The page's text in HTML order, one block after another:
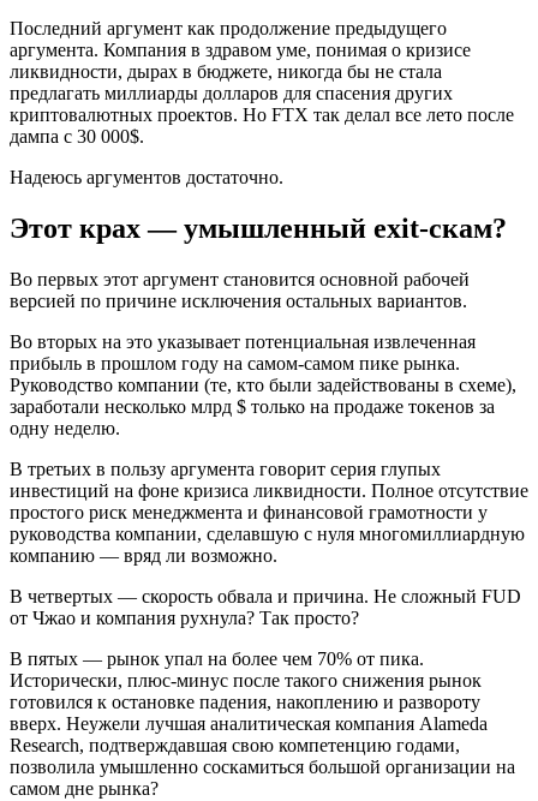
Последний аргумент как продолжение предыдущего
аргумента. Компания в здравом уме, понимая о кризисе
ликвидности, дырах в бюджете, никогда бы не стала
предлагать миллиарды долларов для спасения других
криптовалютных проектов. Но FTX так делал все лето после
дампа с 30 000$.
Надеюсь аргументов достаточно.
Этот крах — умышленный exit-скам?
Во первых этот аргумент становится основной рабочей
версией по причине исключения остальных вариантов.
Во вторых на это указывает потенциальная извлеченная
прибыль в прошлом году на самом-самом пике рынка.
Руководство компании (те, кто были задействованы в схеме),
заработали несколько млрд $ только на продаже токенов за
одну неделю.
В третьих в пользу аргумента говорит серия глупых
инвестиций на фоне кризиса ликвидности. Полное отсутствие
простого риск менеджмента и финансовой грамотности у
руководства компании, сделавшую с нуля многомиллиардную
компанию — вряд ли возможно.
В четвертых — скорость обвала и причина. Не сложный FUD
от Чжао и компания рухнула? Так просто?
В пятых — рынок упал на более чем 70% от пика.
Исторически, плюс-минус после такого снижения рынок
готовился к остановке падения, накоплению и развороту
вверх. Неужели лучшая аналитическая компания Alameda
Research, подтверждавшая свою компетенцию годами,
позволила умышленно соскамиться большой организации на
самом дне рынка?